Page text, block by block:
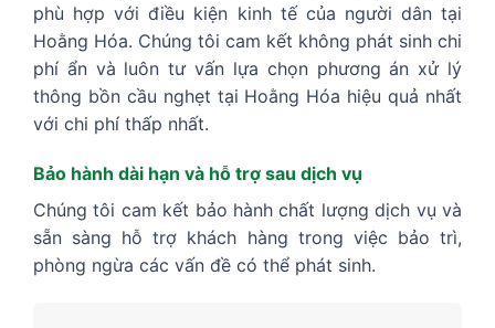
phù hợp với điều kiện kinh tế của người dân tại
Hoằng Hóa. Chúng tôi cam kết không phát sinh chi
phí ẩn và luôn tư vấn lựa chọn phương án xử lý
thông bồn cầu nghẹt tại Hoằng Hóa hiệu quả nhất
với chi phí thấp nhất.
Bảo hành dài hạn và hỗ trợ sau dịch vụ
Chúng tôi cam kết bảo hành chất lượng dịch vụ và
sẵn sàng hỗ trợ khách hàng trong việc bảo trì,
phòng ngừa các vấn đề có thể phát sinh.